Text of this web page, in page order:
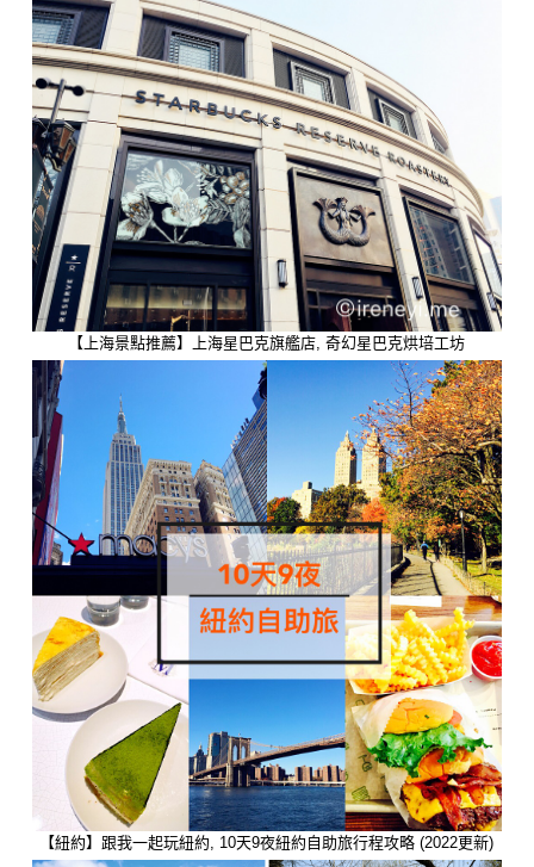
【上海景點推薦】上海星巴克旗艦店, 奇幻星巴克烘培工坊
【紐約】跟我一起玩紐約, 10天9夜紐約自助旅行程攻略 (2022更新)